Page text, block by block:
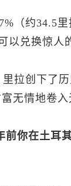
（约34.5
以兑换惊人
拉创下了
无情地卷入
前你在土耳